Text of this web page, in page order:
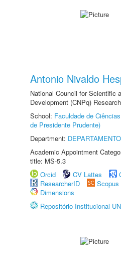
Antonio Nivaldo
National Council for Scientific
Development (CNPq)
School: Faculdade de
de Presidente Prudente)
Department:
Academic Appointment
title: MS-5.3
Orcid
CV Lattes
ResearcherID
Scopus
Dimensions
Repositório Institucional